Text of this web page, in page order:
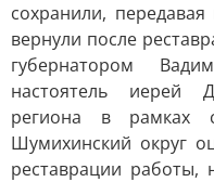
сохранили,
вернули после
губернатором
настоятель иерей
региона в рамках
Шумихинский округ
реставрации